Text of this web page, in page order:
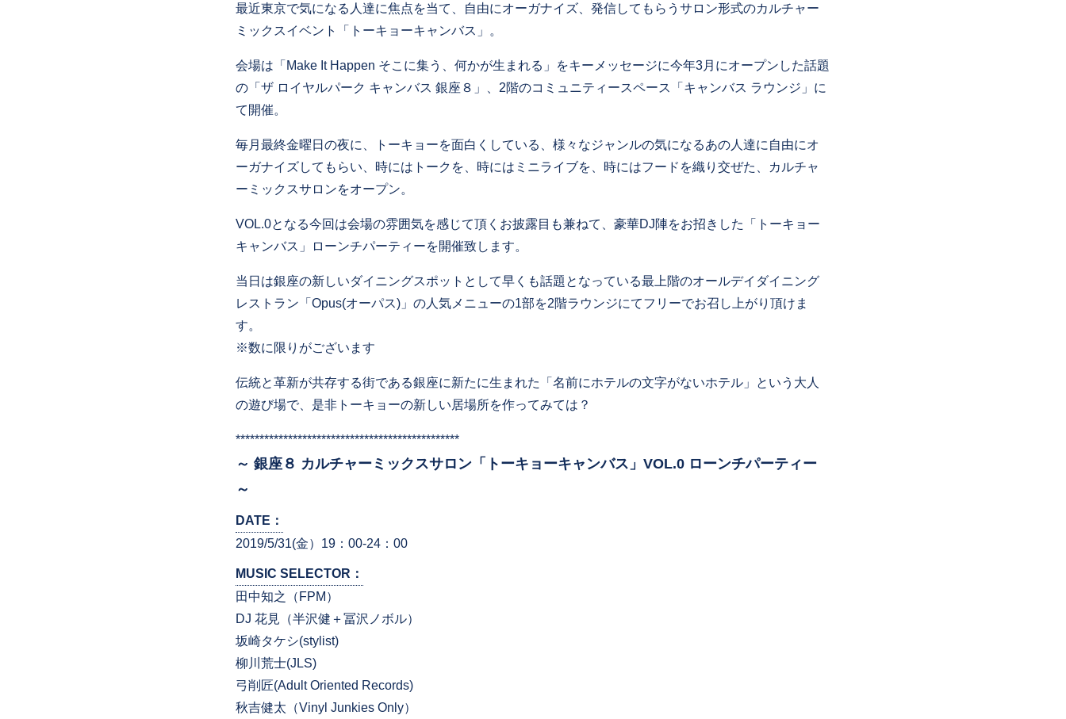
最近東京で気になる人達に焦点を当て、自由にオーガナイズ、発信してもらうサロン形式のカルチャー
ミックスイベント「トーキョーキャンバス」。
会場は「Make It Happen そこに集う、何かが生まれる」をキーメッセージに今年3月にオープンした話題
の「ザ ロイヤルパーク キャンバス 銀座８」、2階のコミュニティースペース「キャンバス ラウンジ」に
て開催。
毎月最終金曜日の夜に、トーキョーを面白くしている、様々なジャンルの気になるあの人達に自由にオ
ーガナイズしてもらい、時にはトークを、時にはミニライブを、時にはフードを織り交ぜた、カルチャ
ーミックスサロンをオープン。
VOL.0となる今回は会場の雰囲気を感じて頂くお披露目も兼ねて、豪華DJ陣をお招きした「トーキョー
キャンバス」ローンチパーティーを開催致します。
当日は銀座の新しいダイニングスポットとして早くも話題となっている最上階のオールデイダイニング
レストラン「Opus(オーパス)」の人気メニューの1部を2階ラウンジにてフリーでお召し上がり頂けま
す。
※数に限りがございます
伝統と革新が共存する街である銀座に新たに生まれた「名前にホテルの文字がないホテル」という大人
の遊び場で、是非トーキョーの新しい居場所を作ってみては？
***********************************************
～ 銀座８ カルチャーミックスサロン「トーキョーキャンバス」VOL.0 ローンチパーティー
～
DATE：
2019/5/31(金）19：00-24：00
MUSIC SELECTOR：
田中知之（FPM）
DJ 花見（半沢健＋冨沢ノボル）
坂崎タケシ(stylist)
柳川荒士(JLS)
弓削匠(Adult Oriented Records)
秋吉健太（Vinyl Junkies Only）